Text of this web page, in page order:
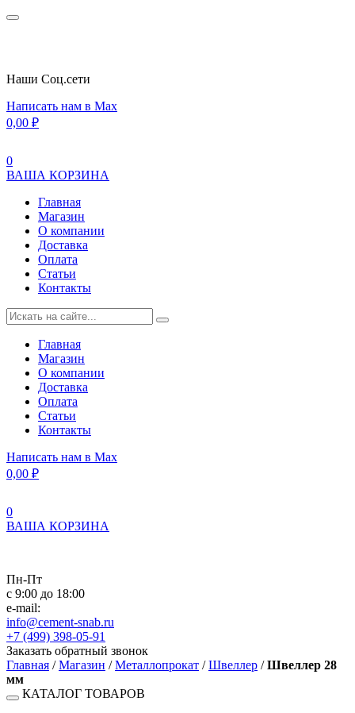
Наши Cоц.сети
Написать нам в Max
0,00 ₽
0
ВАША КОРЗИНА
Главная
Магазин
О компании
Доставка
Оплата
Статьи
Контакты
Главная
Магазин
О компании
Доставка
Оплата
Статьи
Контакты
Написать нам в Max
0,00 ₽
0
ВАША КОРЗИНА
Пн-Пт
с 9:00 до 18:00
e-mail:
info@cement-snab.ru
+7 (499) 398-05-91
Заказать обратный звонок
Главная /Магазин /Металлопрокат /Швеллер /Швеллер 28
мм
КАТАЛОГ ТОВАРОВ